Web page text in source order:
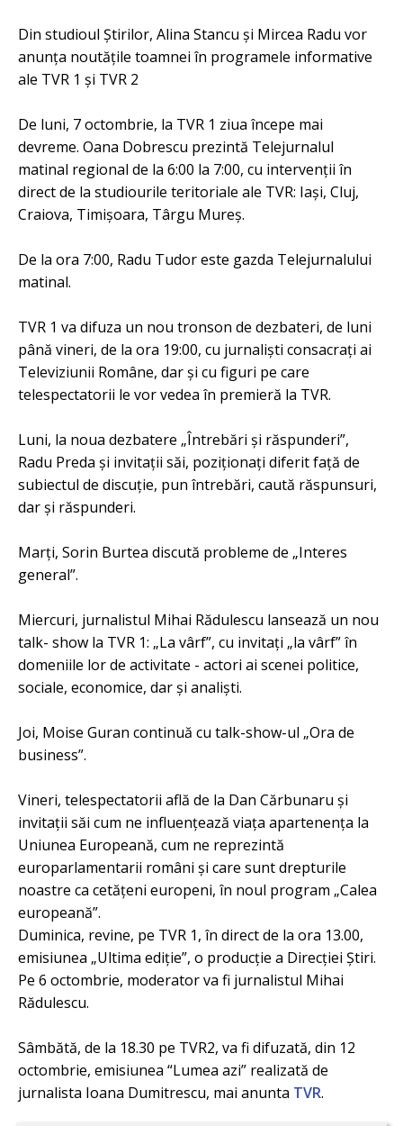
Din studioul Ştirilor, Alina Stancu şi Mircea Radu vor
anunţa noutăţile toamnei în programele informative
ale TVR 1 şi TVR 2
De luni, 7 octombrie, la TVR 1 ziua începe mai
devreme. Oana Dobrescu prezintă Telejurnalul
matinal regional de la 6:00 la 7:00, cu intervenţii în
direct de la studiourile teritoriale ale TVR: Iaşi, Cluj,
Craiova, Timişoara, Târgu Mureş.
De la ora 7:00, Radu Tudor este gazda Telejurnalului
matinal.
TVR 1 va difuza un nou tronson de dezbateri, de luni
până vineri, de la ora 19:00, cu jurnalişti consacraţi ai
Televiziunii Române, dar şi cu figuri pe care
telespectatorii le vor vedea în premieră la TVR.
Luni, la noua dezbatere „Întrebări şi răspunderi”,
Radu Preda şi invitaţii săi, poziţionaţi diferit faţă de
subiectul de discuţie, pun întrebări, caută răspunsuri,
dar şi răspunderi.
Marţi, Sorin Burtea discută probleme de „Interes
general”.
Miercuri, jurnalistul Mihai Rădulescu lansează un nou
talk- show la TVR 1: „La vârf”, cu invitaţi „la vârf” în
domeniile lor de activitate - actori ai scenei politice,
sociale, economice, dar şi analişti.
Joi, Moise Guran continuă cu talk-show-ul „Ora de
business”.
Vineri, telespectatorii află de la Dan Cărbunaru şi
invitaţii săi cum ne influenţează viaţa apartenenţa la
Uniunea Europeană, cum ne reprezintă
europarlamentarii români şi care sunt drepturile
noastre ca cetăţeni europeni, în noul program „Calea
europeană”.
Duminica, revine, pe TVR 1, în direct de la ora 13.00,
emisiunea „Ultima ediţie”, o producţie a Direcţiei Ştiri.
Pe 6 octombrie, moderator va fi jurnalistul Mihai
Rădulescu.
Sâmbătă, de la 18.30 pe TVR2, va fi difuzată, din 12
octombrie, emisiunea “Lumea azi” realizată de
jurnalista Ioana Dumitrescu, mai anunta TVR.